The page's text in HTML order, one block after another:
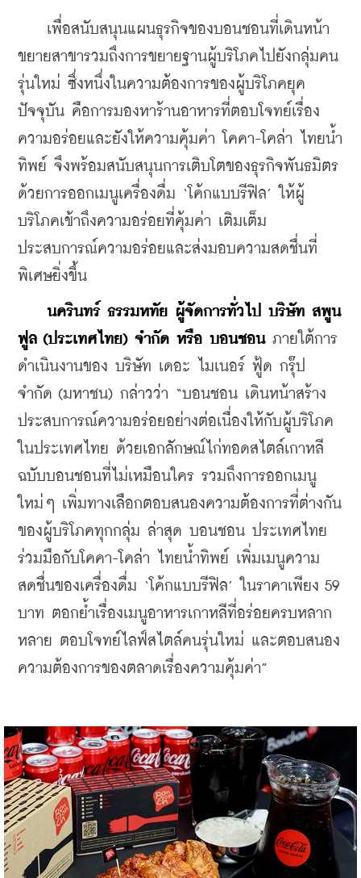
เพื่อสนับสนุนแผนธุรกิจของบอนชอนที่เดินหน้า
ขยายสาขารวมถึงการขยายฐานผู้บริโภคไปยังกลุ่มคน
รุ่นใหม่ ซึ่งหนึ่งในความต้องการของผู้บริโภคยุค
ปัจจุบัน คือการมองหาร้านอาหารที่ตอบโจทย์เรื่อง
ความอร่อยและยังให้ความคุ้มค่า โคคา-โคล่า ไทยน้ำ
ทิพย์ จึงพร้อมสนับสนุนการเติบโตของธุรกิจพันธมิตร
ด้วยการออกเมนูเครื่องดื่ม ‘โค้กแบบรีฟิล’ ให้ผู้
บริโภคเข้าถึงความอร่อยที่คุ้มค่า เติมเต็ม
ประสบการณ์ความอร่อยและส่งมอบความสดชื่นที่
พิเศษยิ่งขึ้น
นครินทร์ ธรรมหทัย ผู้จัดการทั่วไป บริษัท สพูน
ฟูล (ประเทศไทย) จำกัด หรือ บอนชอน ภายใต้การ
ดำเนินงานของ บริษัท เดอะ ไมเนอร์ ฟู้ด กรุ๊ป
จำกัด (มหาชน) กล่าวว่า “บอนชอน เดินหน้าสร้าง
ประสบการณ์ความอร่อยอย่างต่อเนื่องให้กับผู้บริโภค
ในประเทศไทย ด้วยเอกลักษณ์ไก่ทอดสไตล์เกาหลี
ฉบับบอนชอนที่ไม่เหมือนใคร รวมถึงการออกเมนู
ใหม่ๆ เพิ่มทางเลือกตอบสนองความต้องการที่ต่างกัน
ของผู้บริโภคทุกกลุ่ม ล่าสุด บอนชอน ประเทศไทย
ร่วมมือกับโคคา-โคล่า ไทยน้ำทิพย์ เพิ่มเมนูความ
สดชื่นของเครื่องดื่ม ‘โค้กแบบรีฟิล’ ในราคาเพียง 59
บาท ตอกย้ำเรื่องเมนูอาหารเกาหลีที่อร่อยครบหลาก
หลาย ตอบโจทย์ไลฟ์สไตล์คนรุ่นใหม่ และตอบสนอง
ความต้องการของตลาดเรื่องความคุ้มค่า”